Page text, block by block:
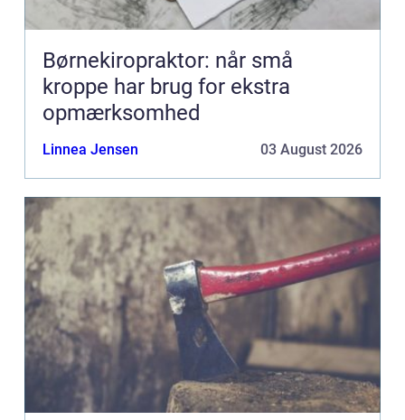
Børnekiropraktor: når små
kroppe har brug for ekstra
opmærksomhed
Linnea Jensen 03 August 2026